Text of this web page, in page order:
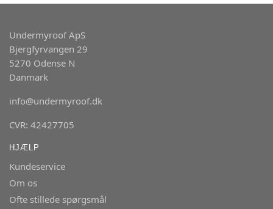
Undermyroof ApS
Bjergfyrvangen 29
5270 Odense N
Danmark
info@undermyroof.dk
CVR: 42427705
HJÆLP
Kundeservice
Om os
Ofte stillede spørgsmål